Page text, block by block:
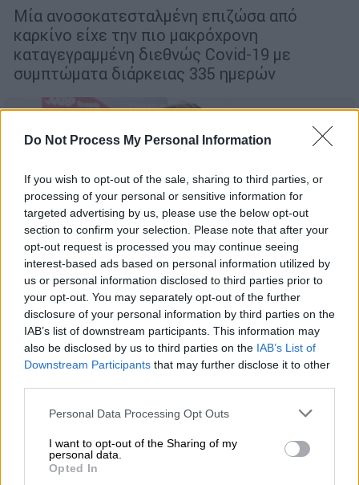
Do Not Process My Personal Information
If you wish to opt-out of the sale, sharing to third parties, or
processing of your personal or sensitive information for
targeted advertising by us, please use the below opt-out
section to confirm your selection. Please note that after your
opt-out request is processed you may continue seeing
interest-based ads based on personal information utilized by
us or personal information disclosed to third parties prior to
your opt-out. You may separately opt-out of the further
disclosure of your personal information by third parties on the
IAB’s list of downstream participants. This information may
also be disclosed by us to third parties on the IAB’s List of
Downstream Participants that may further disclose it to other
Please note that this website/app uses one or more Google
not limited to your visit or usage behaviour. You may click to
grant or deny consent to Google and its third-party tags to
use your data for below specified purposes in below Google
Personal Data Processing Opt Outs
I want to opt-out of the Sharing of my
personal data.
Opted In
Μία ανοσοκατεσταλμένη επιζώσα από
καρκίνο είχε την πιο μακρόχρονη
καταγεγραμμένη διεθνώς Covid-19 με
συμπτώματα διάρκειας 335 ημερών
Lifestyle|15.09.2021 15:30
Τζεφ Μπρίτζες: «Η εμπειρία με τον
μοιάζει με παιχνιδάκι»
Ο Τζεφ Μπρίτζες έγραψε ότι είχε «στιγμές
τρομερού πόνου» στις οποίες ούρλιαζε όλη